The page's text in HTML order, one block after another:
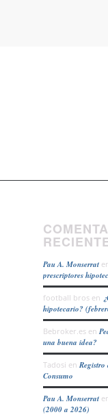
Pau A. Monserrat
prescriptores
football brosen
hipotecario?
Bebroker.esen
una buena idea?
Tadosi en
Consumo
Pau A. Monserrat
(2000 a 2026)